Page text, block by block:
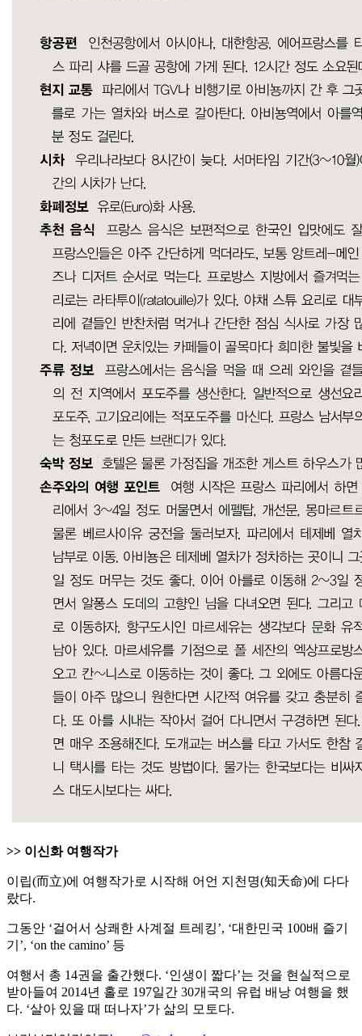
>> 이신화 여행작가
이립(而立)에 여행작가로 시작해 어언 지천명(知天命)에 다다
랐다.
그동안 ‘걸어서 상쾌한 사계절 트레킹’, ‘대한민국 100배 즐기
기’, ‘on the camino’ 등
여행서 총 14권을 출간했다. ‘인생이 짧다’는 것을 현실적으로
받아들여 2014년 홀로 197일간 30개국의 유럽 배낭 여행을 했
다. ‘살아 있을 때 떠나자’가 삶의 모토다.